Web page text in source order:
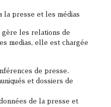
la presse et les médias
gère les relations de
medias, elle est chargée
de presse.
et dossiers de
de la presse et